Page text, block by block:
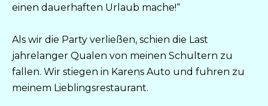
einen dauerhaften Urlaub mache!“
Als wir die Party verließen, schien die Last
jahrelanger Qualen von meinen Schultern zu
fallen. Wir stiegen in Karens Auto und fuhren zu
meinem Lieblingsrestaurant.